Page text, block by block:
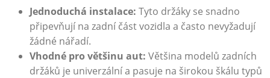
Jednoduchá‍ instalace: Tyto držáky se snadno
připevňují na​ zadní část vozidla a často nevyžadují⁤
žádné‍ nářadí.
Vhodné pro‌ většinu ‌aut: Většina modelů zadních
držáků je univerzální a ⁤pasuje⁤ na širokou škálu typů